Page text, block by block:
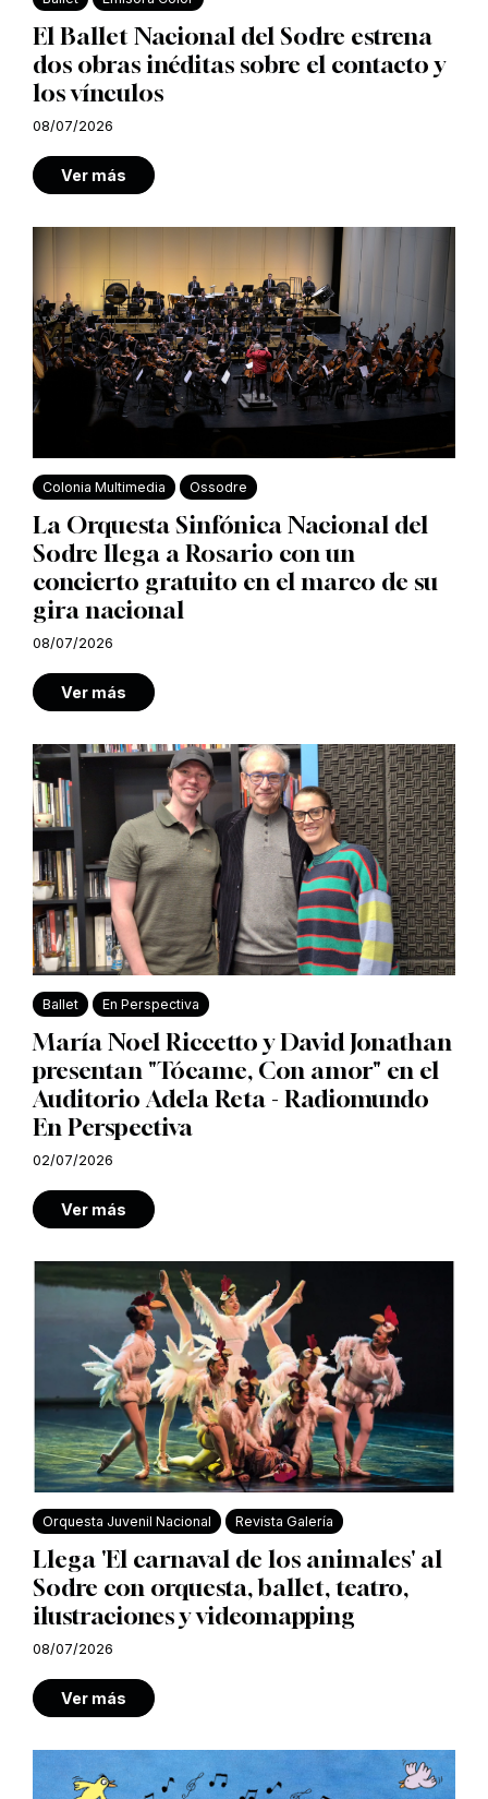
El Ballet Nacional del Sodre estrena
dos obras inéditas sobre el contacto y
los vínculos
08/07/2026
Ver más
Colonia Multimedia Ossodre
La Orquesta Sinfónica Nacional del
Sodre llega a Rosario con un
concierto gratuito en el marco de su
gira nacional
08/07/2026
Ver más
Ballet En Perspectiva
María Noel Riccetto y David Jonathan
presentan "Tócame, Con amor" en el
Auditorio Adela Reta - Radiomundo
En Perspectiva
02/07/2026
Ver más
Orquesta Juvenil Nacional Revista Galería
Llega 'El carnaval de los animales' al
Sodre con orquesta, ballet, teatro,
ilustraciones y videomapping
08/07/2026
Ver más